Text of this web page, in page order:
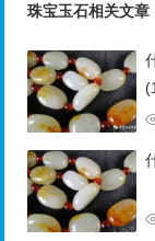
珠宝玉石相关文章